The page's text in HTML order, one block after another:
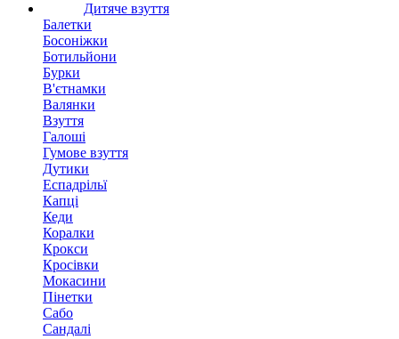
Дитяче взуття
Балетки
Босоніжки
Ботильйони
Бурки
В'єтнамки
Валянки
Взуття
Галоші
Гумове взуття
Дутики
Еспадрільї
Капці
Кеди
Коралки
Крокси
Кросівки
Мокасини
Пінетки
Сабо
Сандалі